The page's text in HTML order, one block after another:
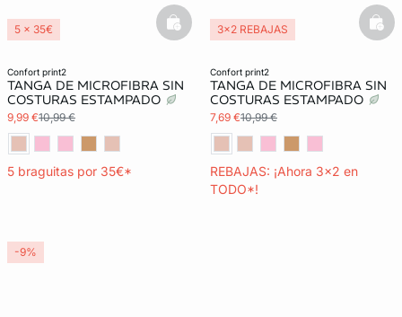
confort print2
TANGA DE MICROFIBRA SIN
COSTURAS ESTAMPADO
9,99 €10,99 €
5 braguitas por 35€*
5 x 35€
basketfull
confort print2
TANGA DE MICROFIBRA SIN
COSTURAS ESTAMPADO
7,69 €10,99 €
REBAJAS: ¡Ahora 3x2 en
TODO*!
3x2 REBAJAS
-9%